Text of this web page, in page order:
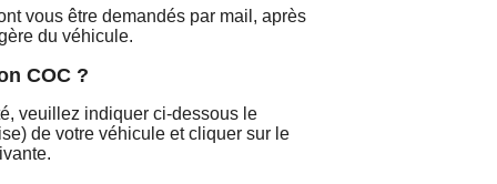
vous être demandés par mail, après
du véhicule.
COC ?
veuillez indiquer ci-dessous le
de votre véhicule et cliquer sur le